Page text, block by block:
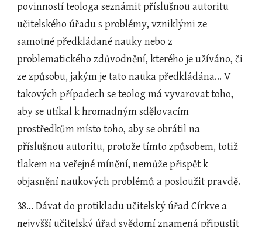
povinností teologa seznámit příslušnou autoritu
učitelského úřadu s problémy, vzniklými ze
samotné předkládané nauky nebo z
problematického zdůvodnění, kterého je užíváno, či
ze způsobu, jakým je tato nauka předkládána... V
takových případech se teolog má vyvarovat toho,
aby se utíkal k hromadným sdělovacím
prostředkům místo toho, aby se obrátil na
příslušnou autoritu, protože tímto způsobem, totiž
tlakem na veřejné mínění, nemůže přispět k
objasnění naukových problémů a posloužit pravdě.
38... Dávat do protikladu učitelský úřad Církve a
nejvyšší učitelský úřad svědomí znamená připustit